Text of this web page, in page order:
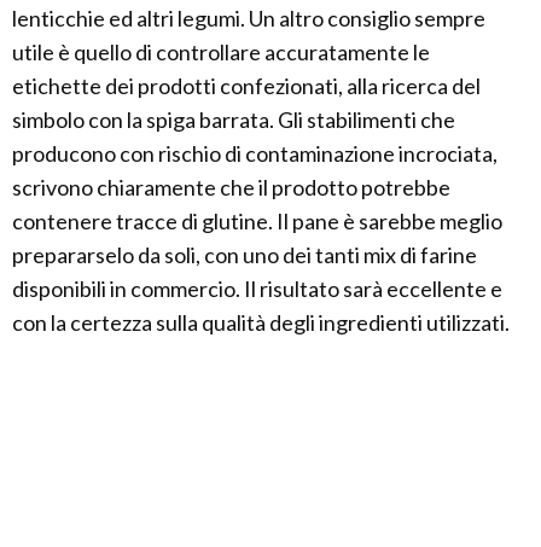
lenticchie ed altri legumi. Un altro consiglio sempre
utile è quello di controllare accuratamente le
etichette dei prodotti confezionati, alla ricerca del
simbolo con la spiga barrata. Gli stabilimenti che
producono con rischio di contaminazione incrociata,
scrivono chiaramente che il prodotto potrebbe
contenere tracce di glutine. Il pane è sarebbe meglio
prepararselo da soli, con uno dei tanti mix di farine
disponibili in commercio. Il risultato sarà eccellente e
con la certezza sulla qualità degli ingredienti utilizzati.